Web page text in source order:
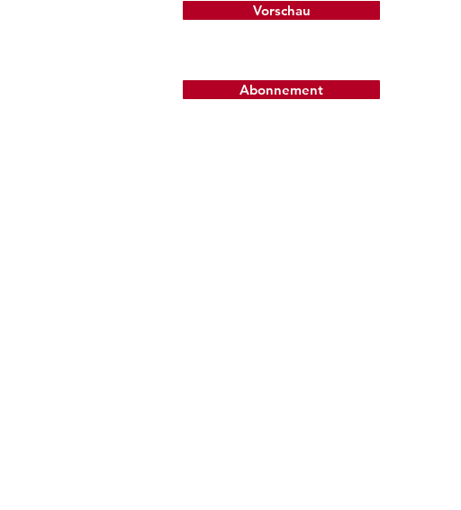
Vorschau
Abonnement